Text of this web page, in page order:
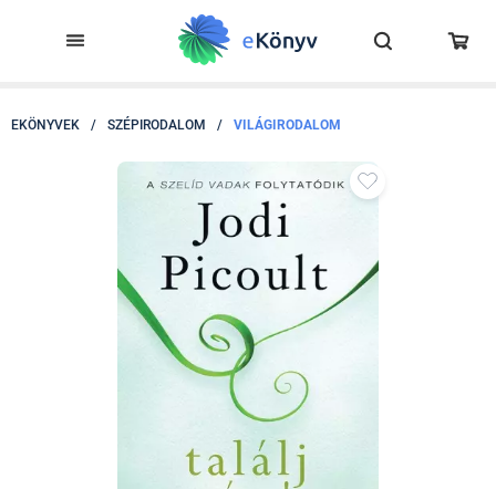
EKÖNYVEK / SZÉPIRODALOM / VILÁGIRODALOM